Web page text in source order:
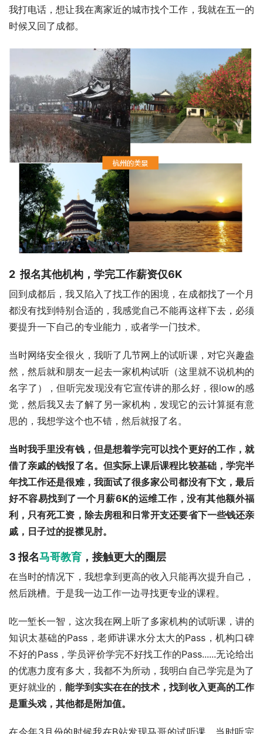
我打电话，想让我在离家近的城市找个工作，我就在五一的
时候又回了成都。
2 报名其他机构，学完工作薪资仅6K
回到成都后，我又陷入了找工作的困境，在成都找了一个月
都没有找到特别合适的，我感觉自己不能再这样下去，必须
要提升一下自己的专业能力，或者学一门技术。
当时网络安全很火，我听了几节网上的试听课，对它兴趣盎
然，然后就和朋友一起去一家机构试听（这里就不说机构的
名字了），但听完发现没有它宣传讲的那么好，很low的感
觉，然后我又去了解了另一家机构，发现它的云计算挺有意
思的，我想学这个也不错，然后就报了名。
当时我手里没有钱，但是想着学完可以找个更好的工作，就
借了亲戚的钱报了名。但实际上课后课程比较基础，学完半
年找工作还是很难，我面试了很多家公司都没有下文，最后
好不容易找到了一个月薪6K的运维工作，没有其他额外福
利，只有死工资， 除去房租和日常开支还要省下一些钱还亲
戚，日子过的捉襟见肘。
3 报名马哥教育 ，接触更大的圈层
在当时的情况下，我想拿到更高的收入只能再次提升自己，
然后跳槽。于是我一边工作一边寻找更专业的课程。
吃一堑长一智，这次我在网上听了多家机构的试听课，讲的
知识太基础的Pass，老师讲课水分太大的Pass，机构口碑
不好的Pass，学员评价学完不好找工作的Pass......无论给出
的优惠力度有多大，我都不为所动，我明白自己学完是为了
更好就业的，能学到实实在在的技术，找到收入更高的工作
是重头戏，其他都是附加值。
在今年3月份的时候我在B站发现马哥的试听课，当时听完